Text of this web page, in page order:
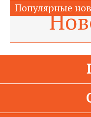
Популярные